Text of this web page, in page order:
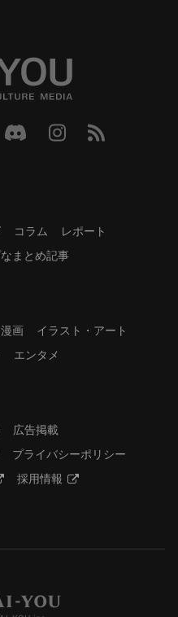
コラム
レポート
まとめ記事
画
イラスト・アート
エンタメ
広告掲載
プライバシーポリシー
採用情報